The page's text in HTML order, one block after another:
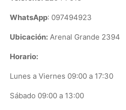
WhatsApp: 097494923
Ubicación: Arenal Grande 2394
Horario:
Lunes a Viernes 09:00 a 17:30
Sábado 09:00 a 13:00